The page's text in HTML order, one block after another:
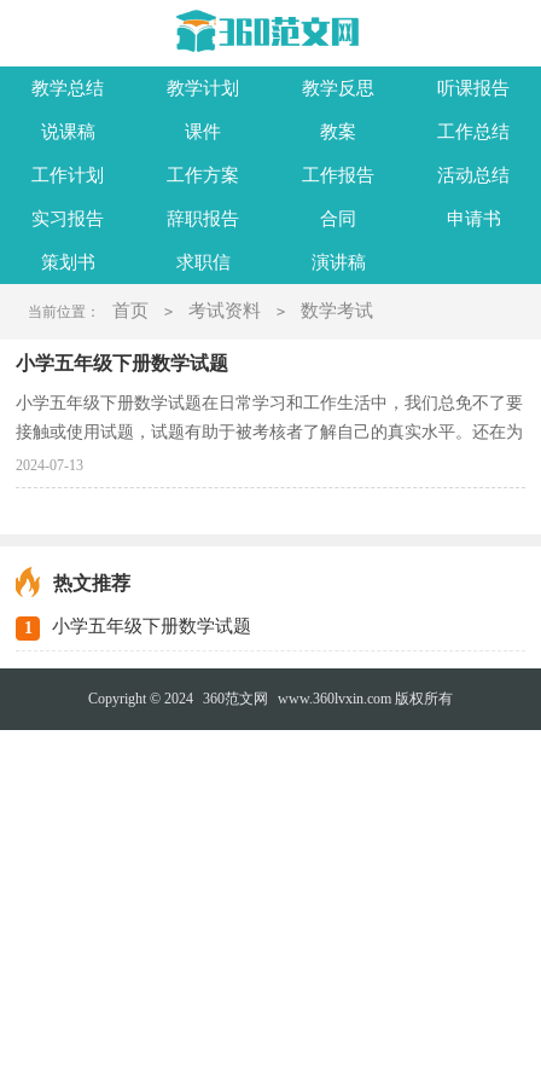
教学总结 教学计划 教学反思 听课报告
说课稿 课件 教案 工作总结
工作计划 工作方案 工作报告 活动总结
实习报告 辞职报告 合同 申请书
策划书 求职信 演讲稿
当前位置： 首页 > 考试资料 > 数学考试
小学五年级下册数学试题
小学五年级下册数学试题在日常学习和工作生活中，我们总免不了要
接触或使用试题，试题有助于被考核者了解自己的真实水平。还在为
找参考试题而苦恼吗？以下是小编为大家整理的小学...
2024-07-13
热文推荐
1 小学五年级下册数学试题
Copyright © 2024 360范文网 www.360lvxin.com 版权所有